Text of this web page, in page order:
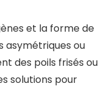
et la forme de
asymétriques ou
des poils frisés ou
solutions pour